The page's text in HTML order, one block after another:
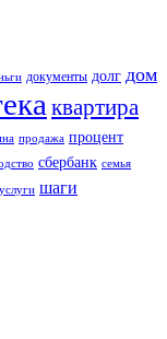
документы долг дом
квартира
продажа процент
сбербанк семья
услуги шаги